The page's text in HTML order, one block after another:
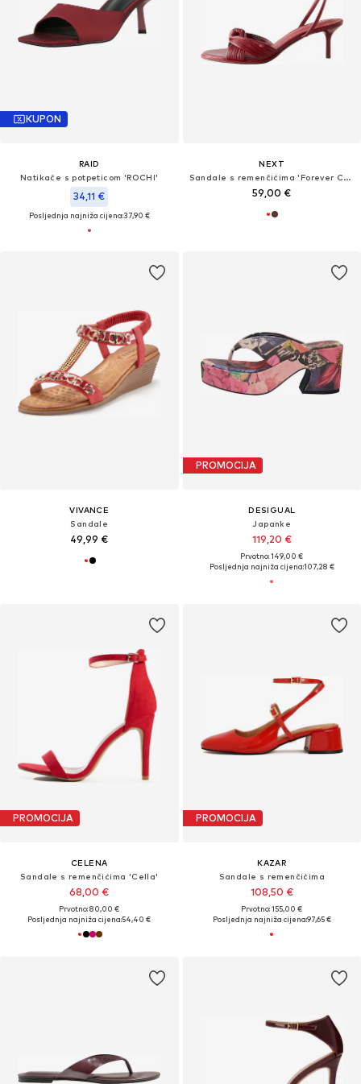
KUPON
RAID
Natikače s potpeticom 'ROCHI'
34,11 €
Posljednja najniža cijena:37,90 €
NEXT
Sandale s remenčićima 'Forever Comfort'
59,00 €
VIVANCE
Sandale
49,99 €
PROMOCIJA
DESIGUAL
Japanke
119,20 €
Prvotno: 149,00 €
Posljednja najniža cijena:107,28 €
PROMOCIJA
CELENA
Sandale s remenčićima 'Cella'
68,00 €
Prvotno: 80,00 €
Posljednja najniža cijena:54,40 €
PROMOCIJA
KAZAR
Sandale s remenčićima
108,50 €
Prvotno: 155,00 €
Posljednja najniža cijena:97,65 €